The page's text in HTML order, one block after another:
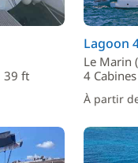
39 ft
Lagoon
Le Marin
4
À partir